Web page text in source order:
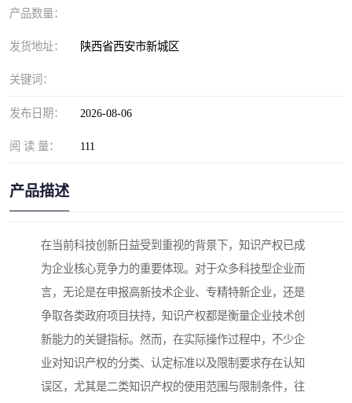
产品数量：
发货地址： 陕西省西安市新城区
关键词：
发布日期： 2026-08-06
阅 读 量： 111
产品描述
在当前科技创新日益受到重视的背景下，知识产权已成
为企业核心竞争力的重要体现。对于众多科技型企业而
言，无论是在申报高新技术企业、专精特新企业，还是
争取各类政府项目扶持，知识产权都是衡量企业技术创
新能力的关键指标。然而，在实际操作过程中，不少企
业对知识产权的分类、认定标准以及限制要求存在认知
误区，尤其是二类知识产权的使用范围与限制条件，往